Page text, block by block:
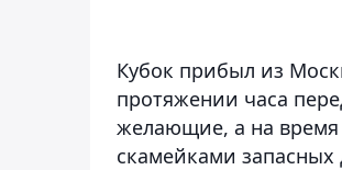
Кубок прибыл из
протяжении часа
желающие, а на
скамейками запасных